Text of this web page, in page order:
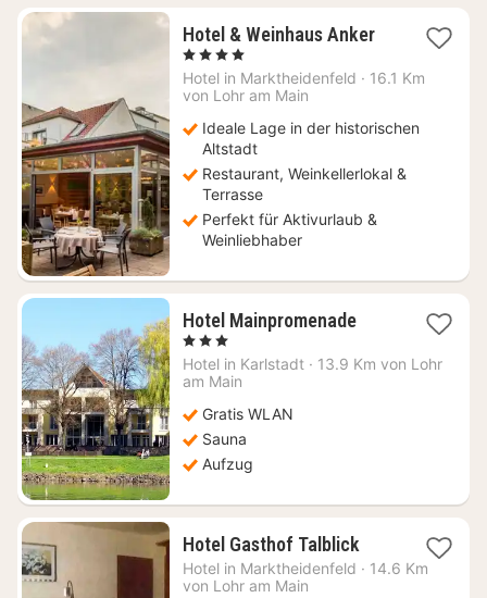
Hotel & Weinhaus Anker1
ab
, 4 Sterne
Hotel in Marktheidenfeld · 16.1 Km
von Lohr am Main
Ideale Lage in der historischen
Altstadt
Restaurant, Weinkellerlokal &
Terrasse
Perfekt für Aktivurlaub &
Weinliebhaber
Hotel Mainpromenade1
ab
, 3 Sterne
Hotel in Karlstadt · 13.9 Km von Lohr
am Main
Gratis WLAN
Sauna
Aufzug
Hotel Gasthof Talblick1
Nacht
Hotel in Marktheidenfeld · 14.6 Km
von Lohr am Main